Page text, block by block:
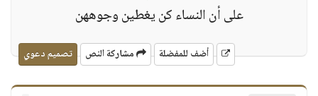
على أن النساء كن يغطين وجوههن
أضف للمفضلة مشاركة النص تصميم دعوي